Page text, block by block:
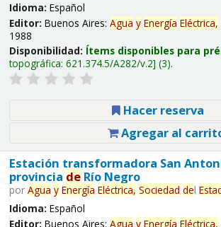
Idioma: Español
Editor: Buenos Aires: Agua y Energía Eléctrica,
1988
Disponibilidad: Ítems disponibles para
topográfica: 621.374.5/A282/v.2 (3).
Hacer reserva
Agregar al
Estación transformadora San
provincia deRío Negro
por Agua y Energía Eléctrica, Sociedad del
Idioma: Español
Editor: Buenos Aires: Agua y Energía Eléctrica,